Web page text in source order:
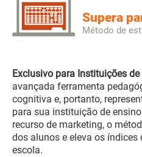
Supera
Método de
Exclusivo para Instituições de
avançada ferramenta
cognitiva e, portanto,
para sua instituição de
recurso de marketing, o
dos alunos e eleva os índices
escola.